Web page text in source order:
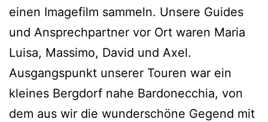
einen Imagefilm sammeln. Unsere Guides
und Ansprechpartner vor Ort waren Maria
Luisa, Massimo, David und Axel.
Ausgangspunkt unserer Touren war ein
kleines Bergdorf nahe Bardonecchia, von
dem aus wir die wunderschöne Gegend mit